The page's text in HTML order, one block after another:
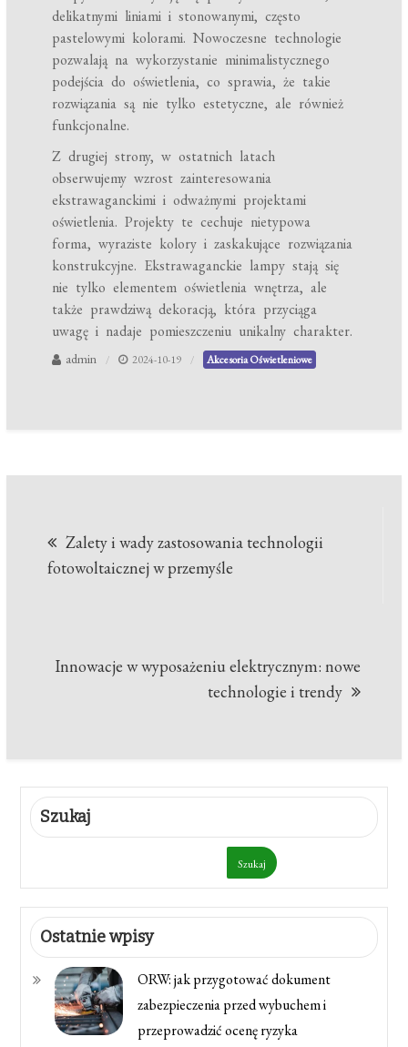
delikatnymi liniami i stonowanymi, często
pastelowymi kolorami. Nowoczesne technologie
pozwalają na wykorzystanie minimalistycznego
podejścia do oświetlenia, co sprawia, że takie
rozwiązania są nie tylko estetyczne, ale również
funkcjonalne.
Z drugiej strony, w ostatnich latach
obserwujemy wzrost zainteresowania
ekstrawaganckimi i odważnymi projektami
oświetlenia. Projekty te cechuje nietypowa
forma, wyraziste kolory i zaskakujące rozwiązania
konstrukcyjne. Ekstrawaganckie lampy stają się
nie tylko elementem oświetlenia wnętrza, ale
także prawdziwą dekoracją, która przyciąga
uwagę i nadaje pomieszczeniu unikalny charakter.
admin 2024-10-19 Akcesoria Oświetleniowe
wpisu
Zalety i wady zastosowania technologii
fotowoltaicznej w przemyśle
Innowacje w wyposażeniu elektrycznym: nowe
technologie i trendy
Szukaj
Szukaj
Ostatnie wpisy
ORW: jak przygotować dokument
zabezpieczenia przed wybuchem i
przeprowadzić ocenę ryzyka